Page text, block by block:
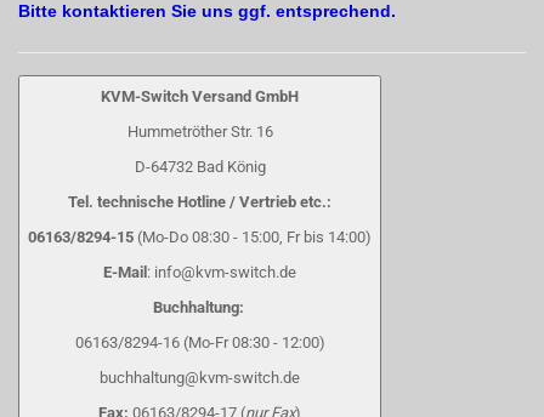
Bitte kontaktieren Sie uns ggf. entsprechend.
KVM-Switch Versand GmbH
Hummetröther Str. 16
D-64732 Bad König
Tel. technische Hotline / Vertrieb etc.:
06163/8294-15 (Mo-Do 08:30 - 15:00, Fr bis 14:00)
E-Mail : info@kvm-switch.de
Buchhaltung:
06163/8294-16 (Mo-Fr 08:30 - 12:00)
buchhaltung@kvm-switch.de
Fax: 06163/8294-17 (nur Fax)